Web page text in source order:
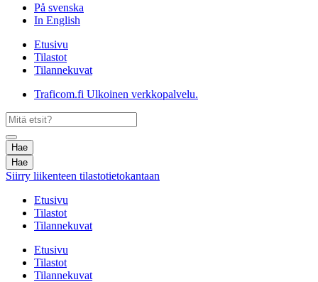
På svenska
In English
Etusivu
Tilastot
Tilannekuvat
Traficom.fi Ulkoinen verkkopalvelu.
Hae
Hae
Siirry liikenteen tilastotietokantaan
Etusivu
Tilastot
Tilannekuvat
Etusivu
Tilastot
Tilannekuvat